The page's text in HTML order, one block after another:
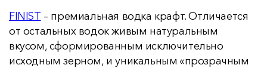
FINIST – премиальная водка крафт. Отличается
от остальных водок живым натуральным
вкусом, сформированным исключительно
исходным зерном, и уникальным «прозрачным